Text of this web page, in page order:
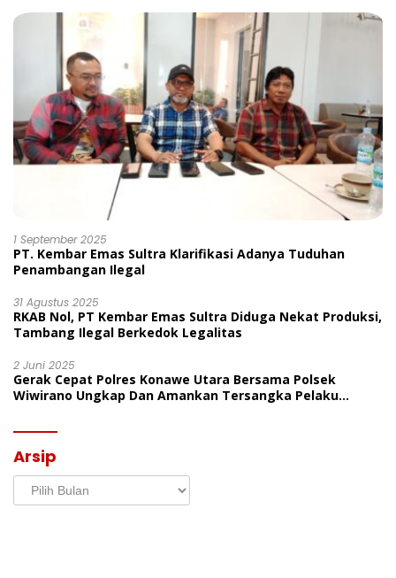
1 September 2025
PT. Kembar Emas Sultra Klarifikasi Adanya Tuduhan
Penambangan Ilegal
31 Agustus 2025
RKAB Nol, PT Kembar Emas Sultra Diduga Nekat Produksi,
Tambang Ilegal Berkedok Legalitas
2 Juni 2025
Gerak Cepat Polres Konawe Utara Bersama Polsek
Wiwirano Ungkap Dan Amankan Tersangka Pelaku
Arsip
Arsip